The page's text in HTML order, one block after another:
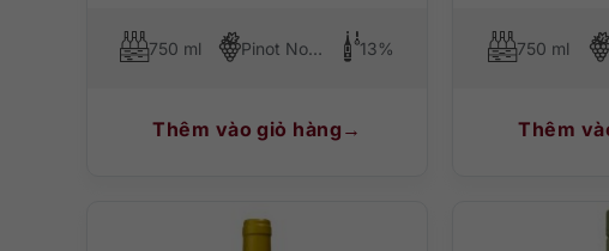
750 ml Pinot Noir, Riesling, Pinot Blanc, Silvaner 13%
Thêm vào giỏ hàng
750 ml
Thêm